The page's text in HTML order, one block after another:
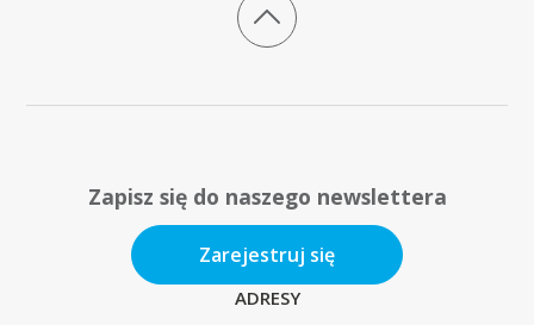
Zapisz się do naszego newslettera
Zarejestruj się
ADRESY